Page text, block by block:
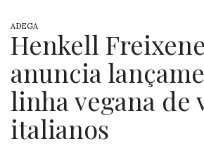
ADEGA
Henkell
anuncia
linha vegana de
italianos